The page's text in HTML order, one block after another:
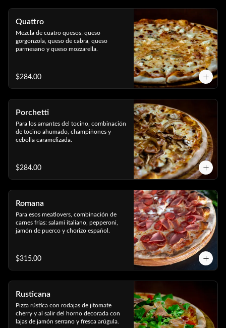
Quattro
Mezcla de cuatro quesos; queso
gorgonzola, queso de cabra, queso
parmesano y queso mozzarella.
$284.00
Porchetti
Para los amantes del tocino, combinación
de tocino ahumado, champiñones y
cebolla caramelizada.
$284.00
Romana
Para esos meatlovers, combinación de
carnes frías: salami italiano, pepperoni,
jamón de puerco y chorizo español.
$315.00
Rusticana
Pizza rústica con rodajas de jitomate
cherry y al salir del horno decorada con
lajas de jamón serrano y fresca arúgula.